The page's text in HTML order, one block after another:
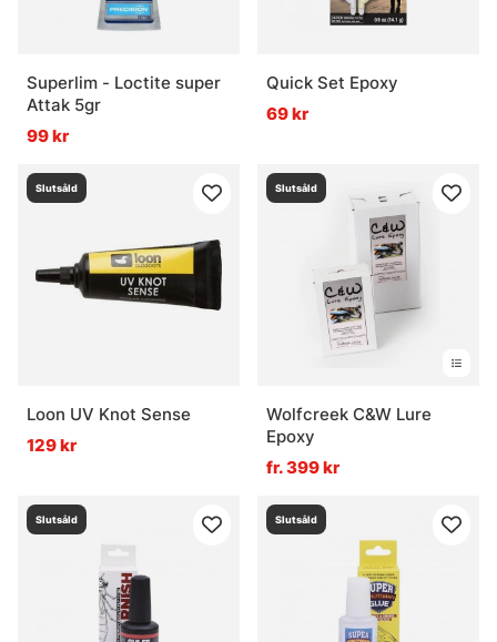
Superlim - Loctite super
Attak 5gr
99 kr
Quick Set Epoxy
69 kr
Slutsåld
Loon UV Knot Sense
129 kr
Slutsåld
Wolfcreek C&W Lure
Epoxy
fr. 399 kr
Slutsåld Slutsåld